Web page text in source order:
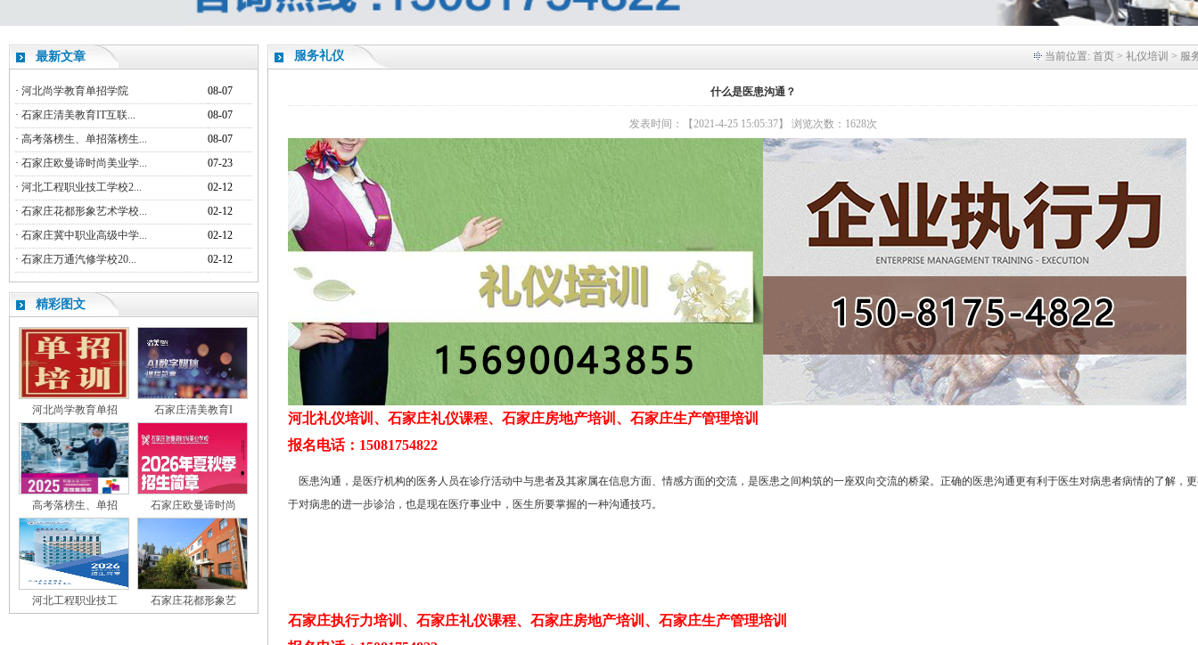
最新文章
· 河北尚学教育单招学院
08-07
· 石家庄清美教育IT互联...
08-07
· 高考落榜生、单招落榜生...
08-07
· 石家庄欧曼谛时尚美业学...
07-23
· 河北工程职业技工学校2...
02-12
· 石家庄花都形象艺术学校...
02-12
· 石家庄冀中职业高级中学...
02-12
· 石家庄万通汽修学校20... 02-12
精彩图文
河北尚学教育单招 石家庄清美教育I
高考落榜生、单招 石家庄欧曼谛时尚
河北工程职业技工 石家庄花都形象艺
服务礼仪 当前位置: 首页 > 礼仪培训 > 服
什么是医患沟通？
发表时间：【2021-4-25 15:05:37】 浏览次数：1628次
河北礼仪培训、石家庄礼仪课程、石家庄房地产培训、石家庄生产管理培训
报名电话：15081754822
医患沟通，是医疗机构的医务人员在诊疗活动中与患者及其家属在信息方面、情感方面的交流，是医患之间构筑的一座双向交流的桥梁。正确的医患沟通更有利于医生对病患者病情的了解，
于对病患的进一步诊治，也是现在医疗事业中，医生所要掌握的一种沟通技巧。
石家庄执行力培训、石家庄礼仪课程、石家庄房地产培训、石家庄生产管理培训